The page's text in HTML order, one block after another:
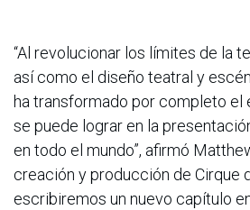
“Al revolucionar los límites de la
así como el diseño teatral y
ha transformado por completo el
se puede lograr en la
en todo el mundo”, afirmó
creación y producción de Cirque
escribiremos un nuevo capítulo